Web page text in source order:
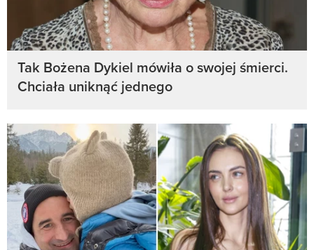
Tak Bożena Dykiel mówiła o swojej śmierci.
Chciała uniknąć jednego